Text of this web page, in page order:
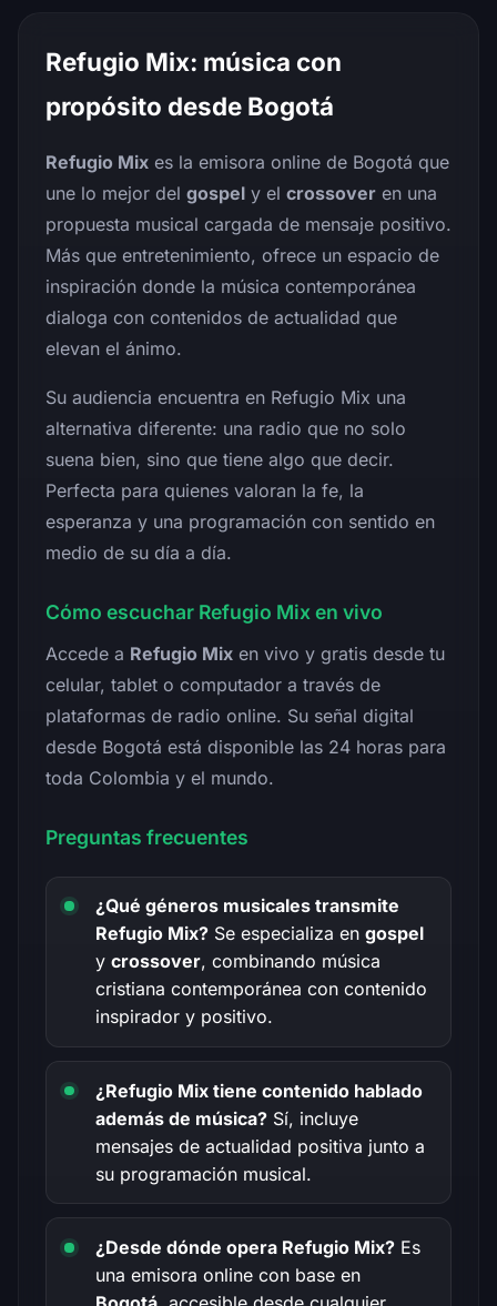
Refugio Mix: música con
propósito desde Bogotá
Refugio Mix es la emisora online de Bogotá que
une lo mejor del gospel y el crossover en una
propuesta musical cargada de mensaje positivo.
Más que entretenimiento, ofrece un espacio de
inspiración donde la música contemporánea
dialoga con contenidos de actualidad que
elevan el ánimo.
Su audiencia encuentra en Refugio Mix una
alternativa diferente: una radio que no solo
suena bien, sino que tiene algo que decir.
Perfecta para quienes valoran la fe, la
esperanza y una programación con sentido en
medio de su día a día.
Cómo escuchar Refugio Mix en vivo
Accede a Refugio Mix en vivo y gratis desde tu
celular, tablet o computador a través de
plataformas de radio online. Su señal digital
desde Bogotá está disponible las 24 horas para
toda Colombia y el mundo.
Preguntas frecuentes
¿Qué géneros musicales transmite
Refugio Mix? Se especializa en gospel
y crossover, combinando música
cristiana contemporánea con contenido
inspirador y positivo.
¿Refugio Mix tiene contenido hablado
además de música? Sí, incluye
mensajes de actualidad positiva junto a
su programación musical.
¿Desde dónde opera Refugio Mix? Es
una emisora online con base en